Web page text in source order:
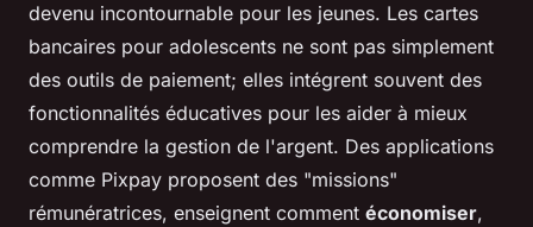
devenu incontournable pour les jeunes. Les cartes
bancaires pour adolescents ne sont pas simplement
des outils de paiement; elles intégrent souvent des
fonctionnalités éducatives pour les aider à mieux
comprendre la gestion de l'argent. Des applications
comme Pixpay proposent des "missions"
rémunératrices, enseignent comment économiser,